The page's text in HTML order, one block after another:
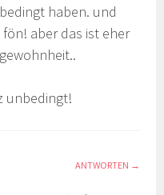
haben. und
aber das ist eher
unbedingt!
ANTWORTEN